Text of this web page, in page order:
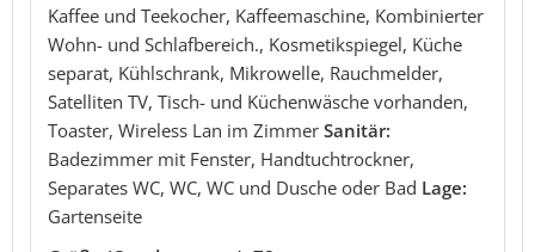
Kaffee und Teekocher, Kaffeemaschine, Kombinierter
Wohn- und Schlafbereich., Kosmetikspiegel, Küche
separat, Kühlschrank, Mikrowelle, Rauchmelder,
Satelliten TV, Tisch- und Küchenwäsche vorhanden,
Toaster, Wireless Lan im Zimmer Sanitär:
Badezimmer mit Fenster, Handtuchtrockner,
Separates WC, WC, WC und Dusche oder Bad Lage:
Gartenseite